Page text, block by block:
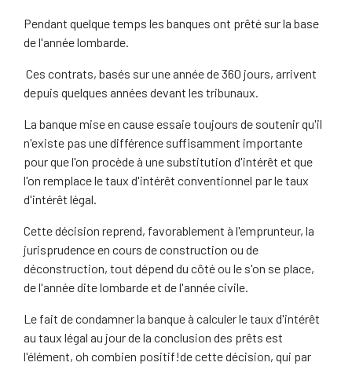
Pendant quelque temps les banques ont prêté sur la base
de l'année lombarde.
Ces contrats, basés sur une année de 360 jours, arrivent
depuis quelques années devant les tribunaux.
La banque mise en cause essaie toujours de soutenir qu'il
n'existe pas une différence suffisamment importante
pour que l'on procède à une substitution d'intérêt et que
l'on remplace le taux d'intérêt conventionnel par le taux
d'intérêt légal.
Cette décision reprend, favorablement à l'emprunteur, la
jurisprudence en cours de construction ou de
déconstruction, tout dépend du côté ou le s'on se place,
de l'année dite lombarde et de l'année civile.
Le fait de condamner la banque à calculer le taux d'intérêt
au taux légal au jour de la conclusion des prêts est
l'élément, oh combien positif!de cette décision, qui par